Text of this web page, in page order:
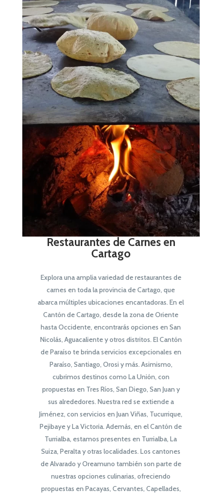
Restaurantes de Carnes en
Cartago
Explora una amplia variedad de restaurantes de
carnes en toda la provincia de Cartago, que
abarca múltiples ubicaciones encantadoras. En el
Cantón de Cartago, desde la zona de Oriente
hasta Occidente, encontrarás opciones en San
Nicolás, Aguacaliente y otros distritos. El Cantón
de Paraíso te brinda servicios excepcionales en
Paraíso, Santiago, Orosi y más. Asimismo,
cubrimos destinos como La Unión, con
propuestas en Tres Ríos, San Diego, San Juan y
sus alrededores. Nuestra red se extiende a
Jiménez, con servicios en Juan Viñas, Tucurrique,
Pejibaye y La Victoria. Además, en el Cantón de
Turrialba, estamos presentes en Turrialba, La
Suiza, Peralta y otras localidades. Los cantones
de Alvarado y Oreamuno también son parte de
nuestras opciones culinarias, ofreciendo
propuestas en Pacayas, Cervantes, Capellades,